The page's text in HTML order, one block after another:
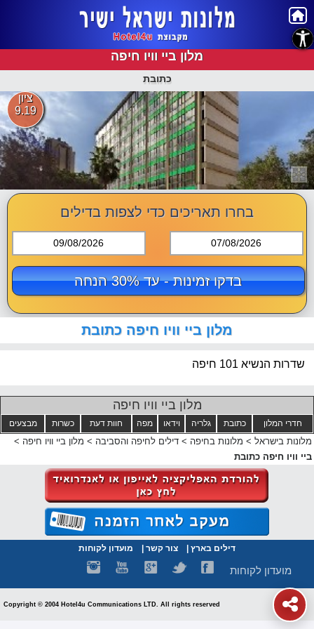
מלון ביי וויו חיפה
כתובת
ציון
9.19
בחרו תאריכים כדי לצפות בדילים
09/08/2026 07/08/2026
בדקו זמינות - עד 30% הנחה
מלון ביי וויו חיפה כתובת
שדרות הנשיא 101 חיפה
מלון ביי וויו חיפה
מבצעים כשרות חוות דעת מפה וידאו גלריה כתובת חדרי המלון
מלונות בישראל > מלונות בחיפה > דילים לחיפה והסביבה > מלון ביי וויו חיפה >
ביי וויו חיפה כתובת
דילים בארץ צור קשר מועדון לקוחות
מועדון לקוחות
Copyright © 2004 Hotel4u Communications LTD. All rights reserved
נגישות